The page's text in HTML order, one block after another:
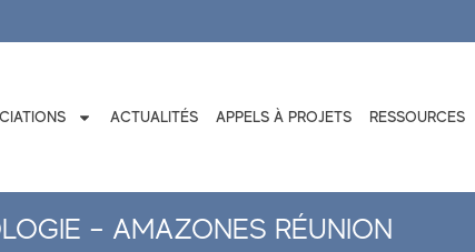
ACTUALITÉS APPELS À PROJETS RESSOURCES
– AMAZONES RÉUNION